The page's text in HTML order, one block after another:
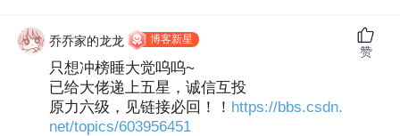
乔乔家的龙龙 博客新星
只想冲榜睡大觉呜呜~
已给大佬递上五星，诚信互投
原力六级，见链接必回！！ https://bbs.csdn.
net/topics/603956451
赞